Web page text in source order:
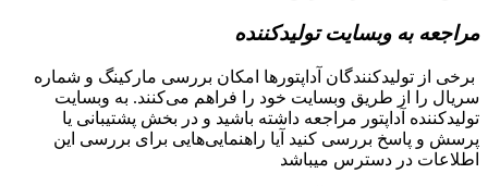
مراجعه به وبسایت تولیدکننده
برخی از تولیدکنندگان آداپتورها امکان بررسی مارکینگ و شماره
سریال را از طریق وبسایت خود را فراهم می‌کنند. به وبسایت
تولیدکننده آداپتور مراجعه داشته باشید و در بخش پشتیبانی یا
پرسش و پاسخ بررسی کنید آیا راهنمایی‌هایی برای بررسی این
اطلاعات در دسترس میباشد